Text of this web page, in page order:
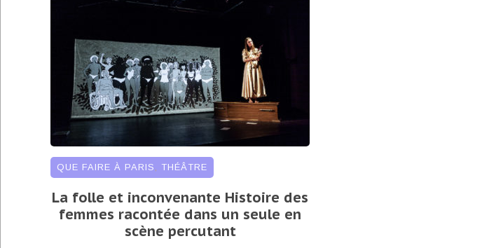
QUE FAIRE À PARIS THÉÂTRE
La folle et inconvenante Histoire des
femmes racontée dans un seule en
scène percutant